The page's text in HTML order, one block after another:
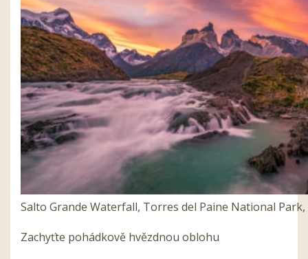
Salto Grande Waterfall, Torres del Paine National Park,
Zachyťte pohádkově hvězdnou oblohu